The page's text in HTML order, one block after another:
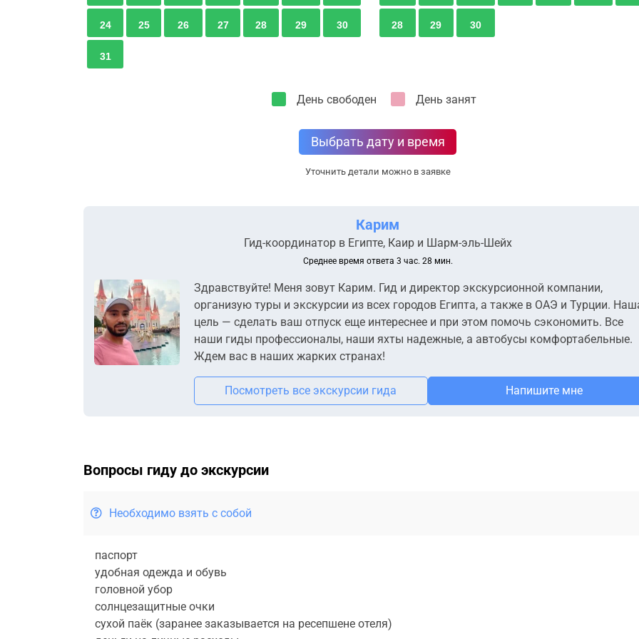
24 25 26 27 28 29 30
31
28 29 30
День свободен День занят
Выбрать дату и время
Уточнить детали можно в заявке
Карим
Гид-координатор в Египте, Каир и Шарм-эль-Шейх
Среднее время ответа 3 час. 28 мин.
Здравствуйте! Меня зовут Карим. Гид и директор экскурсионной компании,
организую туры и экскурсии из всех городов Египта, а также в ОАЭ и Турции.
цель — сделать ваш отпуск еще интереснее и при этом помочь сэкономить. Все
наши гиды профессионалы, наши яхты надежные, а автобусы комфортабельные.
Ждем вас в наших жарких странах!
Посмотреть все экскурсии гида Напишите мне
Вопросы гиду до экскурсии
Необходимо взять с собой
паспорт
удобная одежда и обувь
головной убор
солнцезащитные очки
сухой паёк (заранее заказывается на ресепшене отеля)